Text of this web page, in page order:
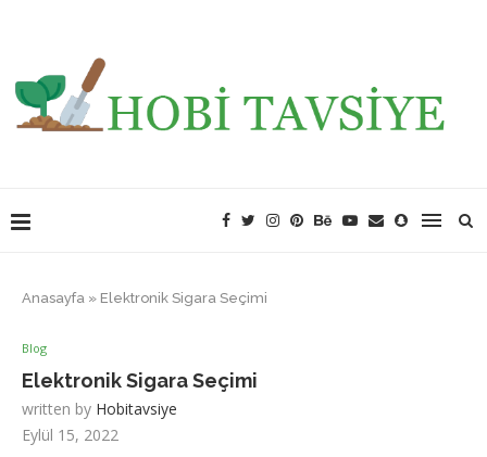
Anasayfa » Elektronik Sigara Seçimi
Blog
Elektronik Sigara Seçimi
written by Hobitavsiye
Eylül 15, 2022